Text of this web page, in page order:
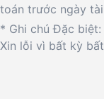
toán trước ngày
* Ghi chú Đặc
Xin lỗi vì bất kỳ